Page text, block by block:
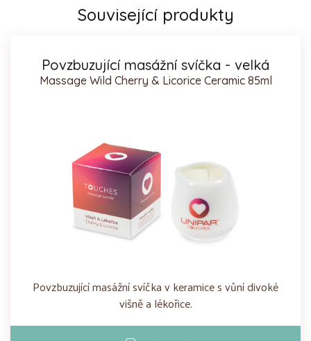
Související produkty
Povzbuzující masážní svíčka - velká
Massage Wild Cherry & Licorice Ceramic 85ml
Povzbuzující masážní svíčka v keramice s vůní divoké
višně a lékořice.